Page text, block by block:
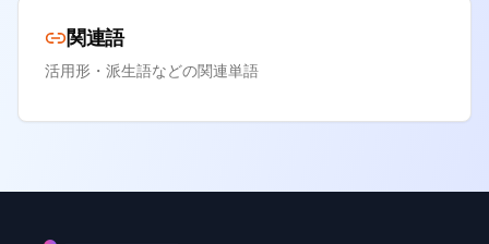
関連語
活用形・派生語などの関連単語